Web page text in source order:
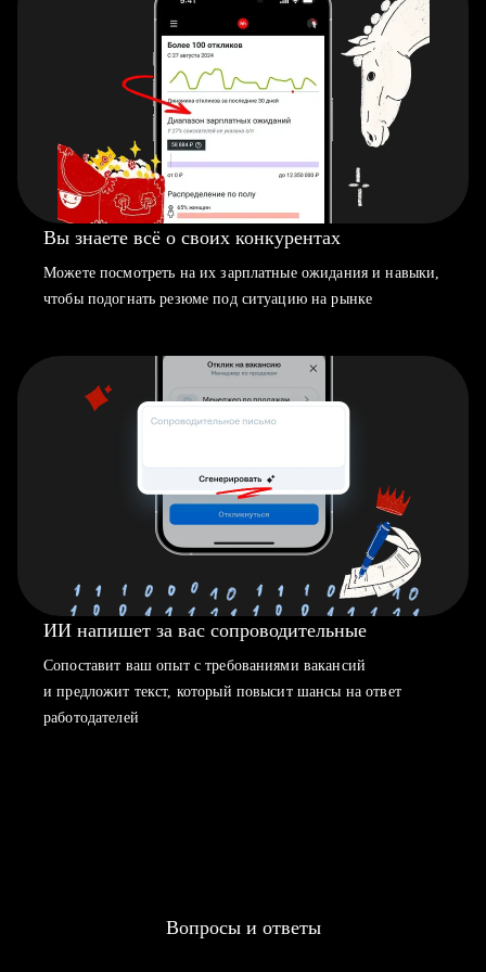
Вы знаете всё о своих конкурентах
Можете посмотреть на их зарплатные ожидания и навыки,
чтобы подогнать резюме под ситуацию на рынке
ИИ напишет за вас сопроводительные
Сопоставит ваш опыт с требованиями вакансий
и предложит текст, который повысит шансы на ответ
работодателей
Вопросы и ответы